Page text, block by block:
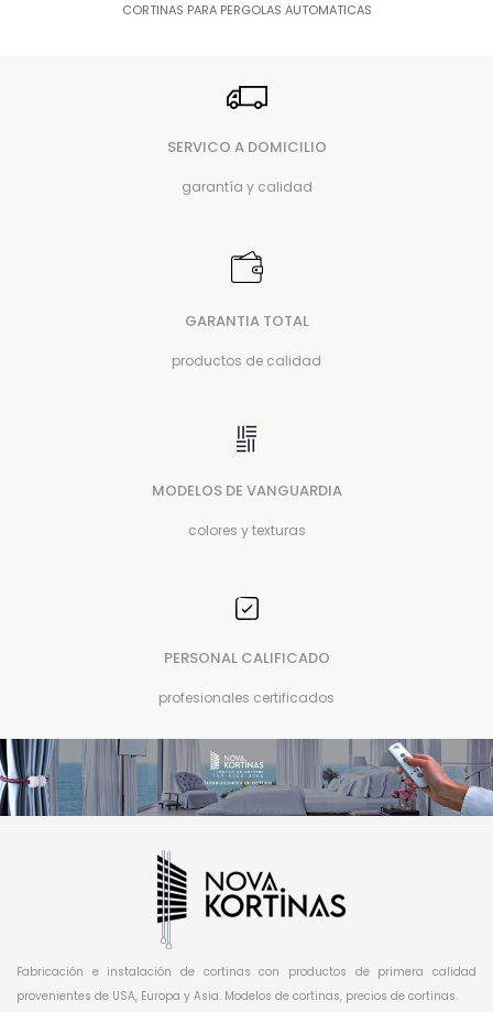
CORTINAS PARA PERGOLAS AUTOMATICAS
SERVICO A DOMICILIO
garantía y calidad
GARANTIA TOTAL
productos de calidad
MODELOS DE VANGUARDIA
colores y texturas
PERSONAL CALIFICADO
profesionales certificados
Fabricación e instalación de cortinas con productos de primera calidad
provenientes de USA, Europa y Asia. Modelos de cortinas, precios de cortinas.